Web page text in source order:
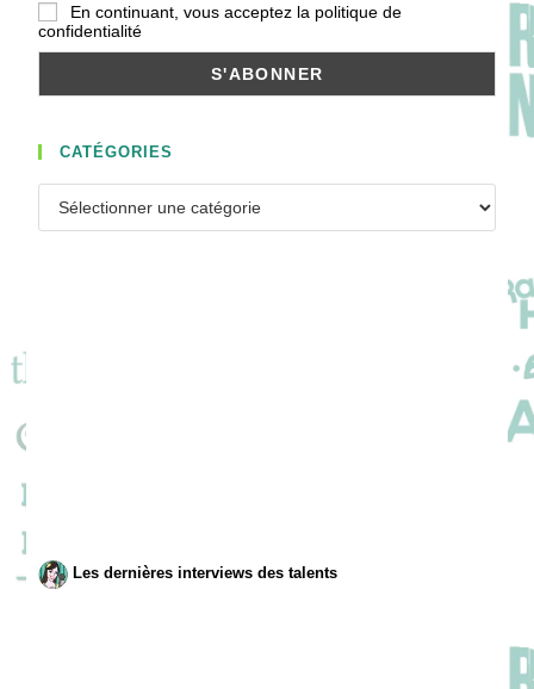
En continuant, vous acceptez la politique de
confidentialité
CATÉGORIES
Les dernières interviews des talents